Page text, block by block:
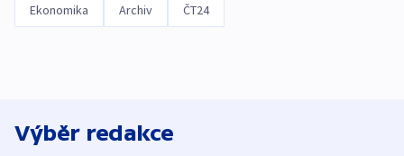
Ekonomika Archiv ČT24
Výběr redakce